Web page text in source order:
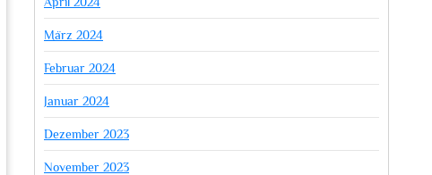
März 2024
Februar 2024
Januar 2024
Dezember 2023
November 2023